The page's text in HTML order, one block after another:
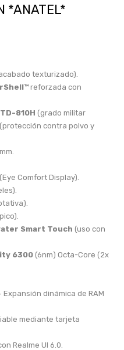
*ANATEL*
texturizado).
reforzada con
810H (grado militar
(protección contra polvo y
(Eye Comfort Display).
Smart Touch (uso con
6300 (6nm) Octa-Core (2x
Expansión dinámica de RAM
mediante tarjeta
Realme UI 6.0.